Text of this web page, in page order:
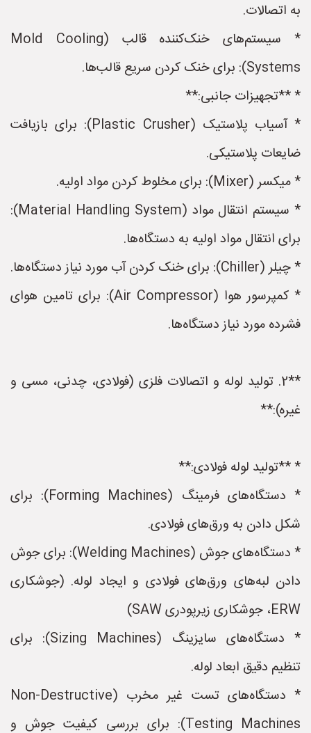
به اتصالات.
* سیستم‌های خنک‌کننده قالب (Mold Cooling
Systems): برای خنک کردن سریع قالب‌ها.
* **تجهیزات جانبی:**
* آسیاب پلاستیک (Plastic Crusher): برای بازیافت
ضایعات پلاستیکی.
* میکسر (Mixer): برای مخلوط کردن مواد اولیه.
* سیستم انتقال مواد (Material Handling System):
برای انتقال مواد اولیه به دستگاه‌ها.
* چیلر (Chiller): برای خنک کردن آب مورد نیاز دستگاه‌ها.
* کمپرسور هوا (Air Compressor): برای تامین هوای
فشرده مورد نیاز دستگاه‌ها.
**2. تولید لوله و اتصالات فلزی (فولادی، چدنی، مسی و
غیره):**
* **تولید لوله فولادی:**
* دستگاه‌های فرمینگ (Forming Machines): برای
شکل دادن به ورق‌های فولادی.
* دستگاه‌های جوش (Welding Machines): برای جوش
دادن لبه‌های ورق‌های فولادی و ایجاد لوله. (جوشکاری
ERW، جوشکاری زیرپودری SAW)
* دستگاه‌های سایزینگ (Sizing Machines): برای
تنظیم دقیق ابعاد لوله.
* دستگاه‌های تست غیر مخرب (Non-Destructive
Testing Machines): برای بررسی کیفیت جوش و